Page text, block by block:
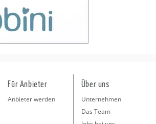
Für Anbieter
Anbieter werden
Über uns
Unternehmen
Das Team